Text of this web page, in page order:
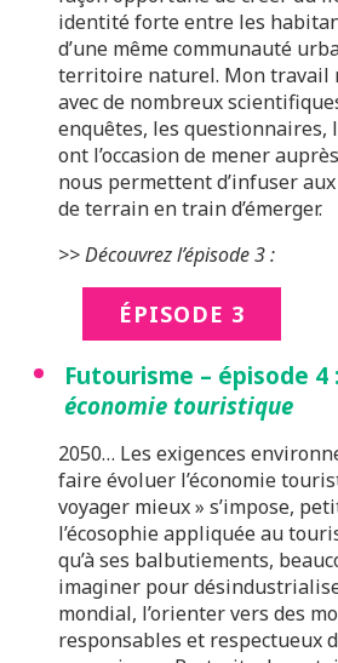
identité forte entre les
d’une même communauté
territoire naturel. Mon travail
avec de nombreux
enquêtes, les questionnaires,
ont l’occasion de mener
nous permettent d’infuser
de terrain en train d’émerger.
>> Découvrez l’épisode 3 :
ÉPISODE 3
Futourisme – épisode 4 :
économie touristique
2050… Les exigences
faire évoluer l’économie
voyager mieux » s’impose,
l’écosophie appliquée au
qu’à ses balbutiements,
imaginer pour
mondial, l’orienter vers des
responsables et respectueux